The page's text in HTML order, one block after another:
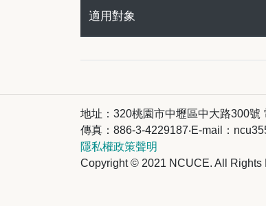
適用對象
地址：320桃園市中壢區中大路300
傳真：886-3-4229187‧E-mail：
隱私權政策聲明
Copyright © 2021 NCUCE. All Rights